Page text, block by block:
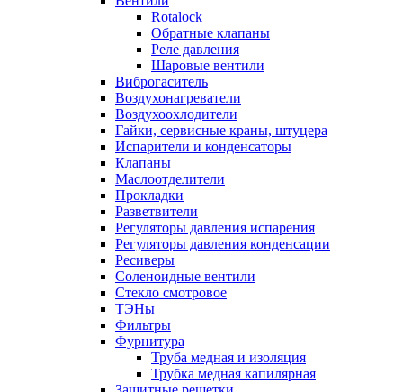
Rotalock
Обратные клапаны
Реле давления
Шаровые вентили
Виброгаситель
Воздухонагреватели
Воздухоохлодители
Гайки, сервисные краны, штуцера
Испарители и конденсаторы
Клапаны
Маслоотделители
Прокладки
Разветвители
Регуляторы давления испарения
Регуляторы давления конденсации
Ресиверы
Соленоидные вентили
Стекло смотровое
ТЭНы
Фильтры
Фурнитура
Труба медная и изоляция
Трубка медная капилярная